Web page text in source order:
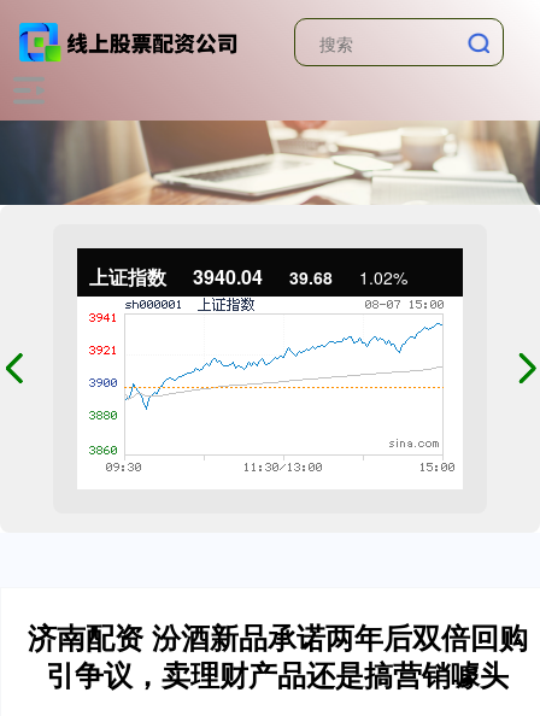
上证指数 3940.04 39.68 1.02%
济南配资 汾酒新品承诺两年后双倍回购
引争议，卖理财产品还是搞营销噱头